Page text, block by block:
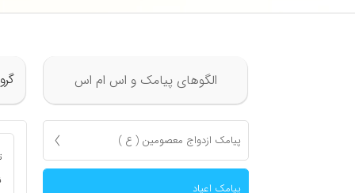
الگوهای پیامک و اس ام اس
پیامک ازدواج معصومين ( ع )
پیامک اعياد